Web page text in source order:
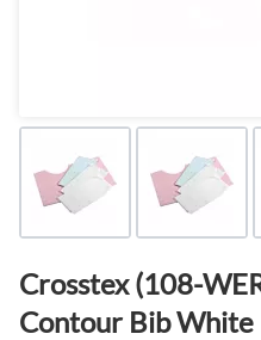
Crosstex (108-
Contour Bib